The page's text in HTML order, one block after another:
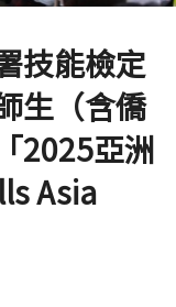
技能檢定
生（含僑
2025亞洲
Asia